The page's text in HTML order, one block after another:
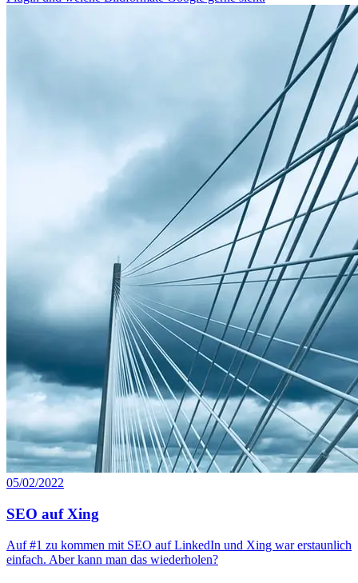
05/02/2022
SEO auf Xing
Auf #1 zu kommen mit SEO auf LinkedIn und Xing war erstaunlich
einfach. Aber kann man das wiederholen?